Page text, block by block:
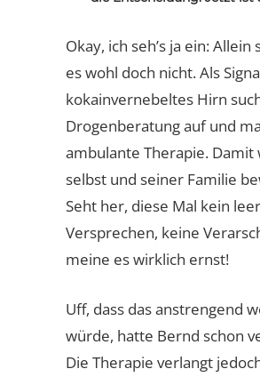
Okay, ich seh’s ja ein: Allein
es wohl doch nicht. Als
kokainvernebeltes Hirn
Drogenberatung auf und
ambulante Therapie. Damit
selbst und seiner Familie
Seht her, diese Mal kein
Versprechen, keine
meine es wirklich ernst!
Uff, dass das anstrengend
würde, hatte Bernd schon
Die Therapie verlangt